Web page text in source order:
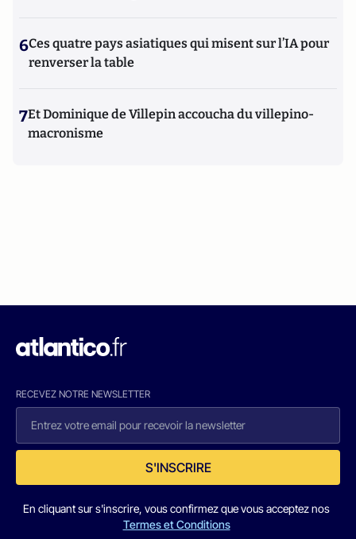
6Ces quatre pays asiatiques qui misent sur l’IA pour
renverser la table
7Et Dominique de Villepin accoucha du villepino-
macronisme
RECEVEZ NOTRE NEWSLETTER
S'INSCRIRE
En cliquant sur s'inscrire, vous confirmez que vous acceptez nos
Termes et Conditions